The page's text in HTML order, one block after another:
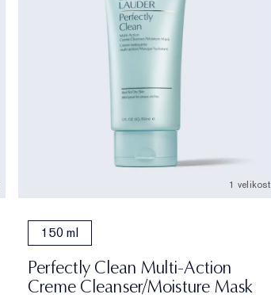
1 velikost
150 ml
Perfectly Clean Multi-Action
Creme Cleanser/Moisture Mask